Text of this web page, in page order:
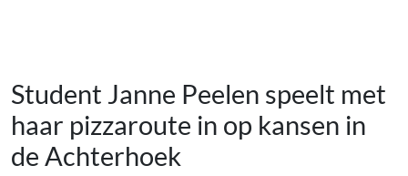
Student Janne Peelen speelt met
haar pizzaroute in op kansen in
de Achterhoek